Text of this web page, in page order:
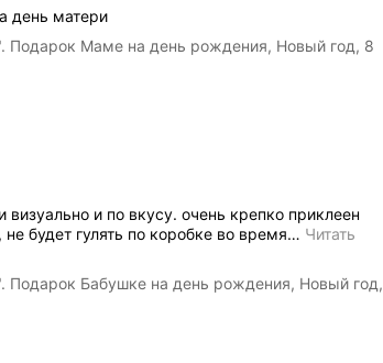
день матери
Маме на день рождения, Новый год, 8
и по вкусу. очень крепко приклеен
будет гулять по коробке во время… Читать
Бабушке на день рождения, Новый год,